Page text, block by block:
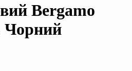
Bergamo
Чорний